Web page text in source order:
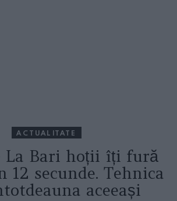
ACTUALITATE
La Bari hoții îți fură
12 secunde. Tehnica
aceeași